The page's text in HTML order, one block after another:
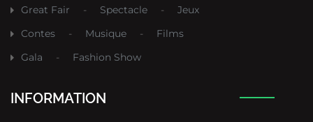
Great Fair - Spectacle -
Jeux
Contes
- Musique -
Films
Gala
- Fashion Show
INFORMATION